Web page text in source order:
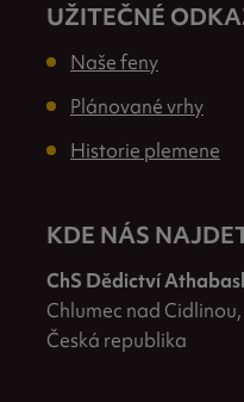
UŽITEČNÉ
Naše feny
Plánované vrhy
Historie plemene
KDE NÁS
ChS Dědictví
Chlumec nad Cidlinou,
Česká republika